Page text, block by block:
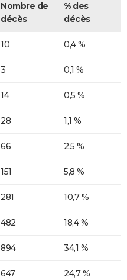
Nombre de
décès
% des
décès
10 0,4 %
3 0,1 %
14 0,5 %
28 1,1 %
66 2,5 %
151 5,8 %
281 10,7 %
482 18,4 %
894 34,1 %
647 24,7 %